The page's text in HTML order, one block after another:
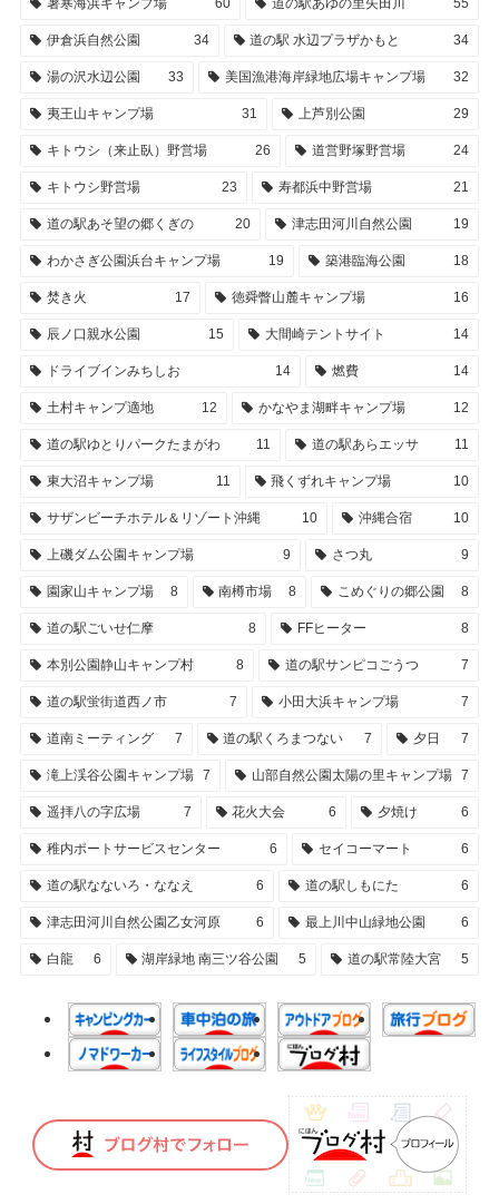
伊倉浜自然公園 34 道の駅 水辺プラザかもと 34
湯の沢水辺公園 33 美国漁港海岸緑地広場キャンプ場 32
夷王山キャンプ場 31 上芦別公園 29
キトウシ（来止臥）野営場 26 道営野塚野営場 24
キトウシ野営場 23 寿都浜中野営場 21
道の駅あそ望の郷くぎの 20 津志田河川自然公園 19
わかさぎ公園浜台キャンプ場 19 築港臨海公園 18
焚き火 17 徳舜瞥山麓キャンプ場 16
辰ノ口親水公園 15 大間崎テントサイト 14
ドライブインみちしお 14 燃費 14
土村キャンプ適地 12 かなやま湖畔キャンプ場 12
道の駅ゆとりパークたまがわ 11 道の駅あらエッサ 11
東大沼キャンプ場 11 飛くずれキャンプ場 10
サザンビーチホテル＆リゾート沖縄 10 沖縄合宿 10
上磯ダム公園キャンプ場 9 さつ丸 9
園家山キャンプ場 8 南樽市場 8 こめぐりの郷公園 8
道の駅ごいせ仁摩 8 FFヒーター 8
本別公園静山キャンプ村 8 道の駅サンピコごうつ 7
道の駅蛍街道西ノ市 7 小田大浜キャンプ場 7
道南ミーティング 7 道の駅くろまつない 7 夕日 7
滝上渓谷公園キャンプ場 7 山部自然公園太陽の里キャンプ場 7
遥拝八の字広場 7 花火大会 6 夕焼け 6
稚内ポートサービスセンター 6 セイコーマート 6
道の駅なないろ・ななえ 6 道の駅しもにた 6
津志田河川自然公園乙女河原 6 最上川中山緑地公園 6
白龍 6 湖岸緑地 南三ツ谷公園 5 道の駅常陸大宮 5